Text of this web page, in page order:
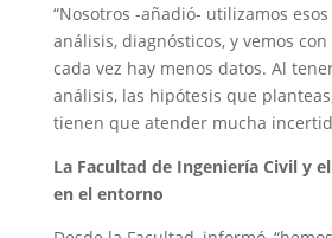
“Nosotros -añadió- utilizamos
análisis, diagnósticos, y vemos
cada vez hay menos datos. Al
análisis, las hipótesis que
tienen que atender mucha
La Facultad de Ingeniería Civil y
en el entorno